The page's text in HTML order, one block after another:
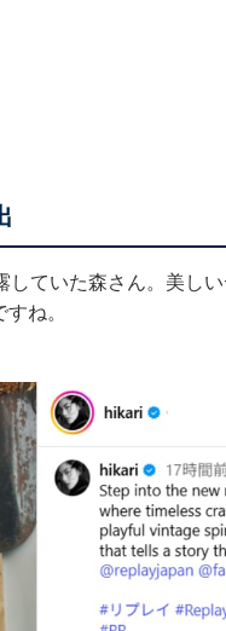
ていた森さん。美し
ね。